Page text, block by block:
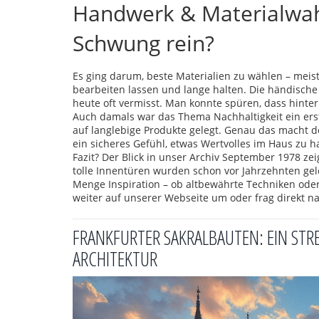
Handwerk &
Schwung rein?
Es ging darum, beste Materialien zu wählen –
bearbeiten lassen und lange halten. Die
heute oft vermisst. Man konnte spüren, dass
Auch damals war das Thema Nachhaltigkeit ein
auf langlebige Produkte gelegt. Genau das macht
ein sicheres Gefühl, etwas Wertvolles im Haus zu
Fazit? Der Blick in unser Archiv September 1978
tolle Innentüren wurden schon vor Jahrzehnten
Menge Inspiration – ob altbewährte Techniken
weiter auf unserer Webseite um oder frag direkt
FRANKFURTER SAKRALBAUTEN: EIN
ARCHITEKTUR